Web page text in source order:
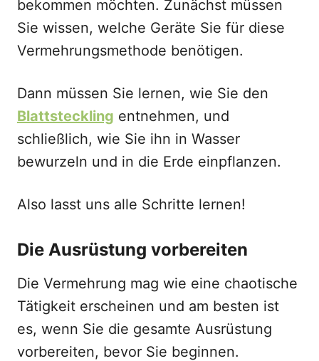
bekommen möchten. Zunächst müssen
Sie wissen, welche Geräte Sie für diese
Vermehrungsmethode benötigen.
Dann müssen Sie lernen, wie Sie den
Blattsteckling entnehmen, und
schließlich, wie Sie ihn in Wasser
bewurzeln und in die Erde einpflanzen.
Also lasst uns alle Schritte lernen!
Die Ausrüstung vorbereiten
Die Vermehrung mag wie eine chaotische
Tätigkeit erscheinen und am besten ist
es, wenn Sie die gesamte Ausrüstung
vorbereiten, bevor Sie beginnen.